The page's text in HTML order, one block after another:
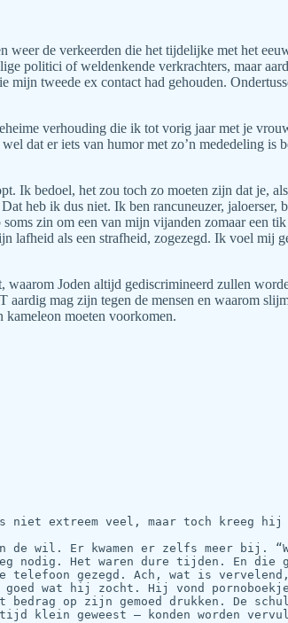
de verkeerden die het tijdelijke met het
politici of weldenkende verkrachters, maar
tweede ex contact had gehouden.
verhouding die ik tot vorig jaar met je
dat er iets van humor met zo’n mededeling
Ik bedoel, het zou toch zo moeten zijn dat je,
heb ik dus niet. Ik ben rancuneuzer, jaloerser,
zin om een van mijn vijanden zomaar een
als een strafheid, zogezegd. Ik voel mij
Joden altijd gediscrimineerd zullen
mag zijn tegen de mensen en waarom
kameleon moeten voorkomen.
extreem veel, maar toch kreeg hij
de wil. Er kwamen er zelfs meer
nodig. Het waren dure tijden.
telefoon gezegd. Ach, wat is
hij zocht. Hij vond pornoboekjes.
op zijn gemoed drukken. De
klein geweest – konden worden